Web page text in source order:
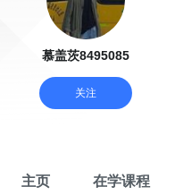
慕盖茨8495085
关注
主页 在学课程